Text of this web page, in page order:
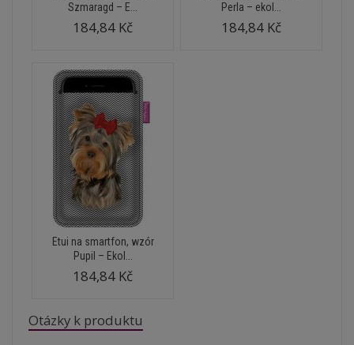
Szmaragd – E...
184,84 Kč
Perla – ekol...
184,84 Kč
Etui na smartfon, wzór
Pupil – Ekol...
184,84 Kč
Otázky k produktu